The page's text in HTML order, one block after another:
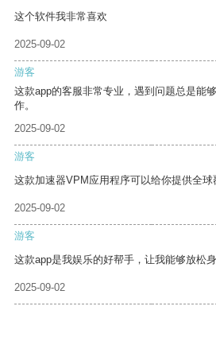
这个软件我非常喜欢
2025-09-02
游客
这款app的客服非常专业，遇到问题总是能
作。
2025-09-02
游客
这款加速器VPM应用程序可以给你提供全球
2025-09-02
游客
这款app是我娱乐的好帮手，让我能够放松
2025-09-02